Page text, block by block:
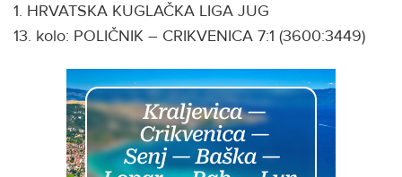
1. HRVATSKA KUGLAČKA LIGA JUG
13. kolo: POLIČNIK – CRIKVENICA 7:1 (3600:3449)